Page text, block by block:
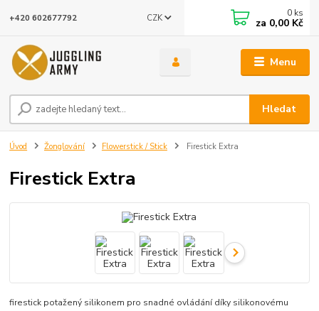
Menu
CZK
Hledat
+420 602677792 0 ks
za 0,00 Kč
Úvod Žonglování Flowerstick / Stick Firestick Extra
Firestick Extra
firestick potažený silikonem pro snadné ovládání díky silikonovému